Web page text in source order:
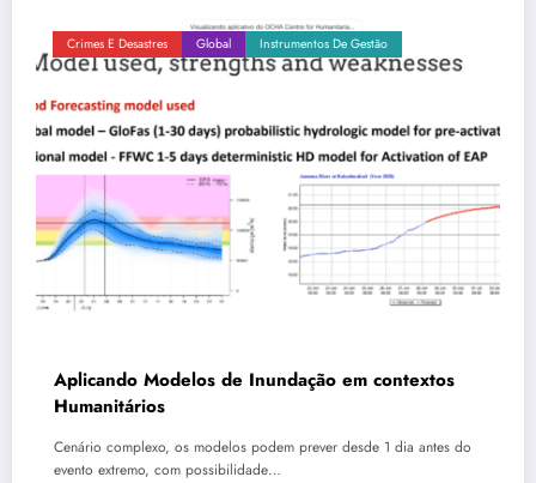
Crimes E Desastres Global Instrumentos De Gestão
Aplicando Modelos de Inundação em contextos
Humanitários
Cenário complexo, os modelos podem prever desde 1 dia antes do
evento extremo, com possibilidade…